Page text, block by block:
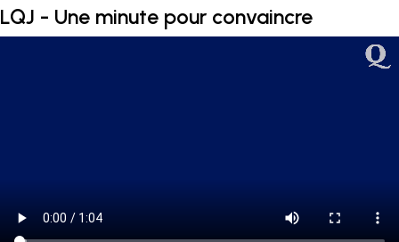
LQJ - Une minute pour convaincre